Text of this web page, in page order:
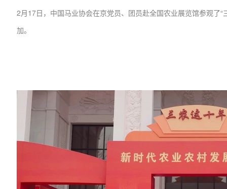
2月17日，中国马业协会在京党员、团员赴全国农业展览馆参观
加。